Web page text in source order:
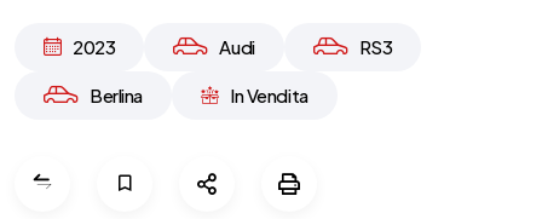
2023 Audi RS3
Berlina In Vendita